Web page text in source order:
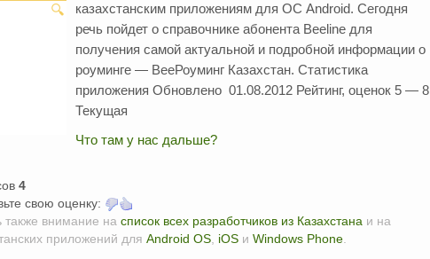
казахстанским приложениям для ОС Android. Сегодня
речь пойдет о справочнике абонента Beeline для
получения самой актуальной и подробной информации о
роуминге — BeeРоуминг Казахстан. Статистика
приложения Обновлено 01.08.2012 Рейтинг, оценок 5 — 8
Текущая
Что там у нас дальше?
4
свою оценку:
также внимание на список всех разработчиков из Казахстана и на
приложений для Android OS iOS и Windows Phone